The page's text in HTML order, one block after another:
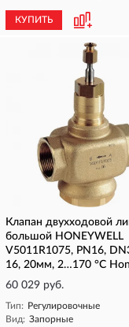
КУПИТЬ
Клапан двухходовой
большой HONEYWELL
V5011R1075, PN16,
16, 20мм, 2…170 °C
60 029 руб.
Тип: Регулировочные
Вид: Запорные